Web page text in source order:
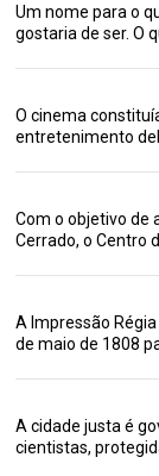
Um nome para o
gostaria de ser. O
O cinema
entretenimento
Com o objetivo de
Cerrado, o Centro
A Impressão
de maio de 1808
A cidade justa é
cientistas,